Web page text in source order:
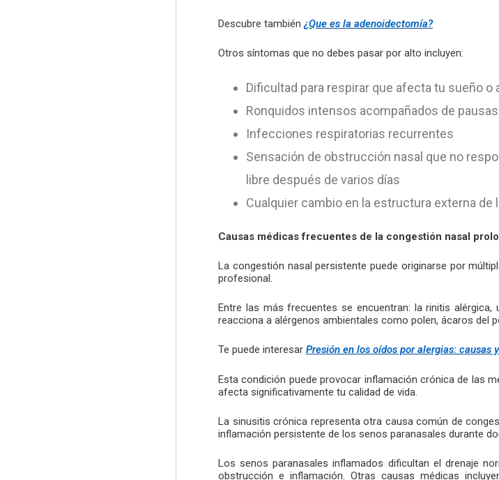
Descubre también¿Que es la adenoidectomía?
Otros síntomas que no debes pasar por alto incluyen:
Dificultad para respirar que afecta tu sueño o
Ronquidos intensos acompañados de
Infecciones respiratorias recurrentes
Sensación de obstrucción nasal que no
libre después de varios días
Cualquier cambio en la estructura externa de
Causas médicas frecuentes de la congestión nasal
La congestión nasal persistente puede originarse por
profesional.
Entre las más frecuentes se encuentran: la rinitis
reacciona a alérgenos ambientales como polen, ácaros del
Te puede interesar Presión en los oídos por alergias: causas
Esta condición puede provocar inflamación crónica de las
afecta significativamente tu calidad de vida.
La sinusitis crónica representa otra causa común de
inflamación persistente de los senos paranasales durante
Los senos paranasales inflamados dificultan el drenaje
obstrucción e inflamación. Otras causas médicas